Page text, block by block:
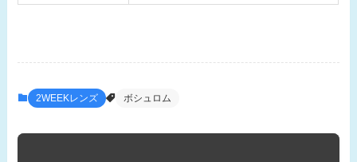
2WEEKレンズ ボシュロム